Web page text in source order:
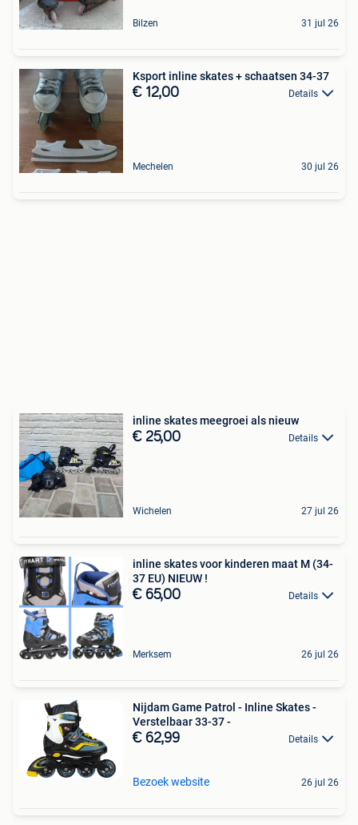
Bilzen 31 jul 26
Ksport inline skates + schaatsen 34-37
€ 12,00 Details
Mechelen 30 jul 26
inline skates meegroei als nieuw
€ 25,00 Details
Wichelen 27 jul 26
inline skates voor kinderen maat M (34-
37 EU) NIEUW !
€ 65,00 Details
Merksem 26 jul 26
Nijdam Game Patrol - Inline Skates -
Verstelbaar 33-37 -
€ 62,99 Details
Bezoek website 26 jul 26